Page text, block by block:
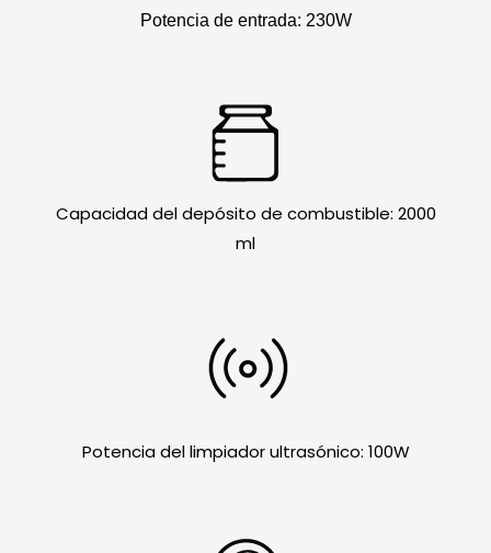
Potencia de entrada: 230W
Capacidad del depósito de combustible: 2000
ml
Potencia del limpiador ultrasónico: 100W